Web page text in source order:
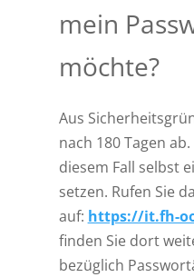
mein
möchte?
Aus
nach 180 Tagen
diesem Fall selbst
setzen. Rufen Sie
auf: https://it.fh-
finden Sie dort
bezüglich